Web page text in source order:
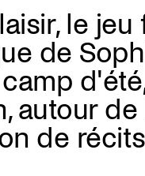
le
de
autour
de